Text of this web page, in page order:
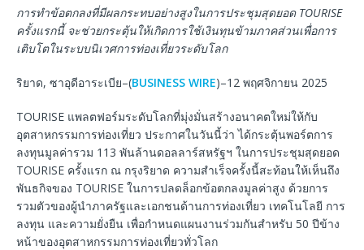
การทำข้อตกลงที่มีผลกระทบอย่างสูงในการประชุมสุดยอดTOURISE
ครั้งแรกนี้ จะช่วยกระตุ้นให้เกิดการใช้เงินทุนข้ามภาคส่วนเพื่อการ
เติบโตในระบบนิเวศการท่องเที่ยวระดับโลก
ริยาด, ซาอุดีอาระเบีย–(BUSINESS WIRE)–12 พฤศจิกายน 2025
TOURISE แพลตฟอร์มระดับโลกที่มุ่งมั่นสร้างอนาคตใหม่ให้กับ
อุตสาหกรรมการท่องเที่ยว ประกาศในวันนี้ว่า ได้กระตุ้นพอร์ตการ
ลงทุนมูลค่ารวม 113 พันล้านดอลลาร์สหรัฐฯ ในการประชุมสุดยอด
TOURISE ครั้งแรก ณ กรุงริยาด ความสำเร็จครั้งนี้สะท้อนให้เห็นถึง
พันธกิจของ TOURISE ในการปลดล็อกข้อตกลงมูลค่าสูง ด้วยการ
รวมตัวของผู้นำภาครัฐและเอกชนด้านการท่องเที่ยว เทคโนโลยี การ
ลงทุน และความยั่งยืน เพื่อกำหนดแผนงานร่วมกันสำหรับ 50 ปีข้าง
หน้าของอุตสาหกรรมการท่องเที่ยวทั่วโลก